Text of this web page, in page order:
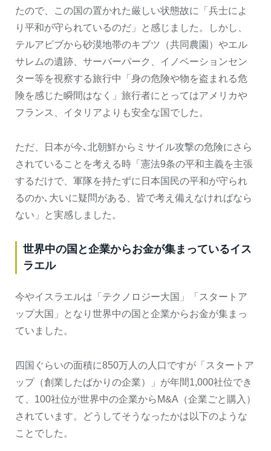
たので、この国の置かれた厳しい状態故に「兵士によ
り平和が守られているのだ」と感じました。しかし、
テルアビブから砂漠地帯のキブツ（共同農園）やエル
サレムの遺跡、サーバーパーク、イノベーションセン
ター等を視察する旅行中「身の危険や物を盗まれる危
険を感じた瞬間はなく」旅行者にとってはアメリカや
フランス、イタリアよりも安全な国でした。
ただ、日本が今､北朝鮮からミサイル攻撃の危険にさら
されていることを考える時「憲法9条の平和主義を主張
するだけで、軍隊を持たずに日本国民の平和が守られ
るのか､大いに疑問がある、皆で考え備えなければなら
ない」と実感しました。
世界中の国と企業からお金が集まっているイス
ラエル
今やイスラエルは「テクノロジー大国」「スタートア
ップ大国」となり世界中の国と企業からお金が集まっ
ていました。
四国ぐらいの面積に850万人の人口ですが「スタートア
ップ（創業したばかりの企業）」が年間1,000社位でき
て、100社位が世界中の企業からM&A（企業ごと購入）
されています。どうしてそうなったかは以下のような
ことでした。